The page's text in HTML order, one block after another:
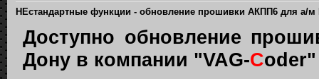
НЕстандартные функции - обновление прошивки АКПП6 для а/
Доступно обновление
Дону в компании "VAG-C